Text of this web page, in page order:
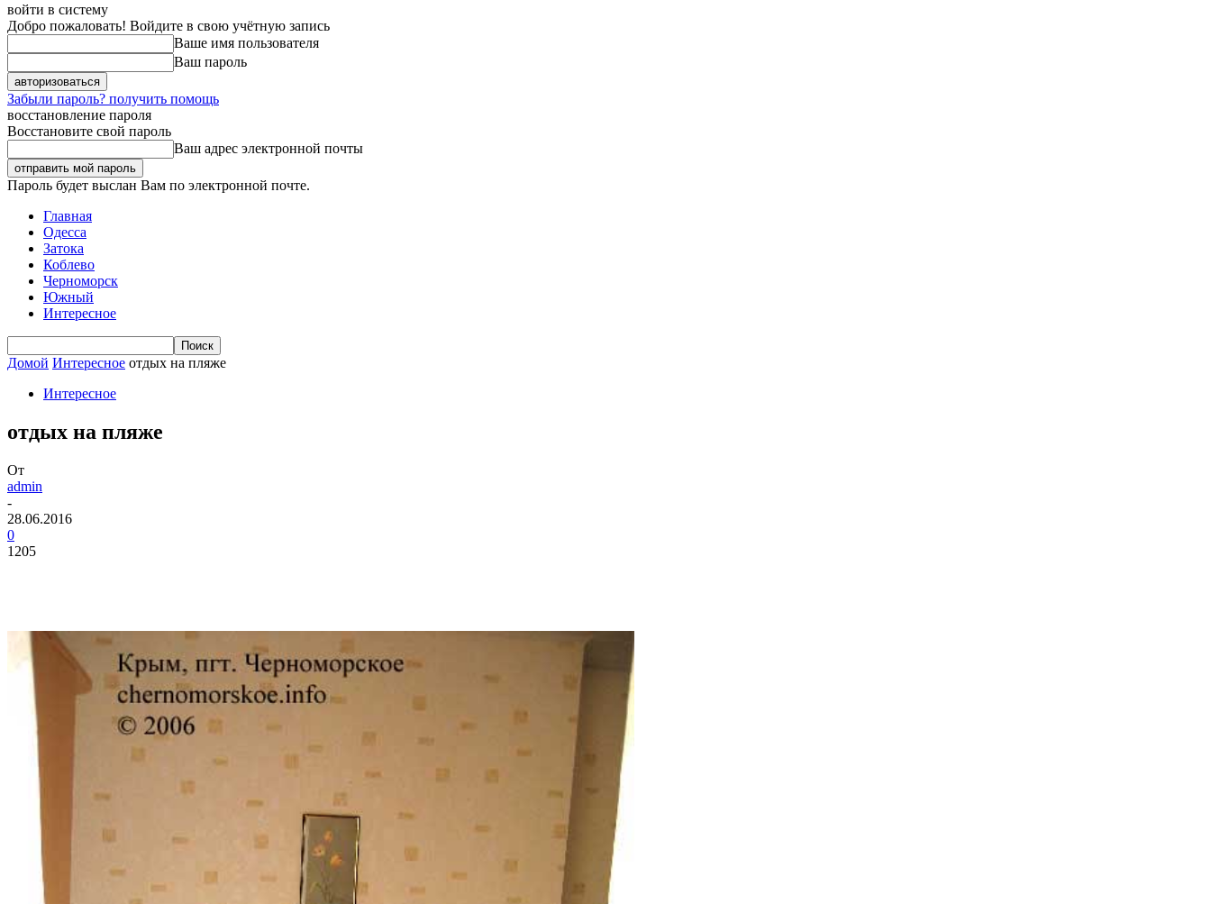
войти в систему
Добро пожаловать! Войдите в свою учётную запись
Ваше имя пользователя
Ваш пароль
Забыли пароль? получить помощь
восстановление пароля
Восстановите свой пароль
Ваш адрес электронной почты
Пароль будет выслан Вам по электронной почте.
Главная
Одесса
Затока
Коблево
Черноморск
Южный
Интересное
Домой Интересное отдых на пляже
Интересное
отдых на пляже
От
admin
-
28.06.2016
0
1205